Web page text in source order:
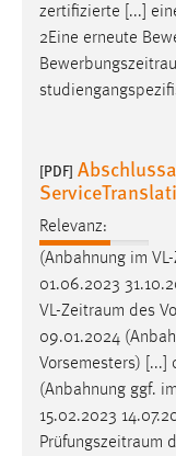
zertifizierte [...]
2Eine erneute
[PDF]
Relevanz:
(Anbahnung im
01.06.2023
VL-Zeitraum des
09.01.2024
Vorsemesters)
(Anbahnung ggf. im
15.02.2023
Prüfungszeitraum
Name:
site-language-
Cookie
30 Tage
Chat
Name:
chat-frame-
Zweck:
Wird benötigt